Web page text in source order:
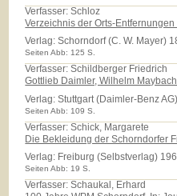
Verfasser: Schloz
Verzeichnis der Orts-
Verlag:Schorndorf (C. W. Mayer)
Seiten Abb: 125 S.
Verfasser: Schildberger Friedrich
Gottlieb Daimler, Wilhelm
Verlag:Stuttgart (Daimler-Benz AG)
Seiten Abb: 109 S.
Verfasser: Schick, Margarete
Die Bekleidung der Schorndorfer
Verlag: Freiburg (Selbstverlag)
Seiten Abb: 19 S.
Verfasser: Schaukal, Erhard